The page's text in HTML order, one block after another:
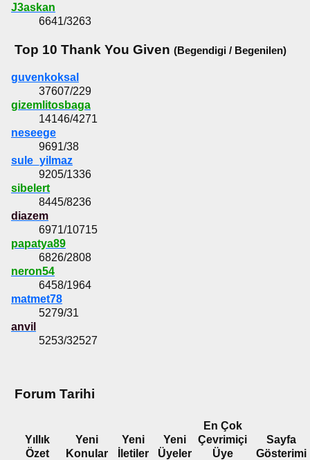
J3askan
6641/3263
Top 10 Thank You Given (Begendigi / Begenilen)
guvenkoksal
37607/229
gizemlitosbaga
14146/4271
neseege
9691/38
sule_yilmaz
9205/1336
sibelert
8445/8236
diazem
6971/10715
papatya89
6826/2808
neron54
6458/1964
matmet78
5279/31
anvil
5253/32527
Forum Tarihi
Yıllık
Özet
Yeni
Konular
Yeni
İletiler
Yeni
Üyeler
En Çok
Çevrimiçi
Üye
Sayfa
Gösterimi